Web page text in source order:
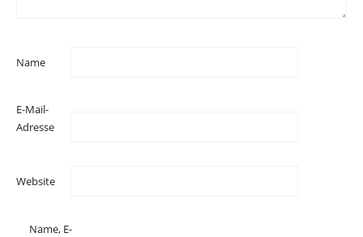
Name
E-Mail-
Adresse
Website
Name, E-